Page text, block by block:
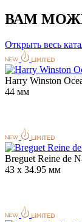
ВАМ
Открыть весь
Harry Winston
44 мм
Breguet Reine de
43 x 34.95 мм